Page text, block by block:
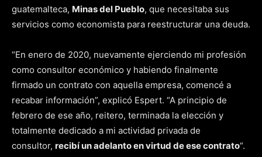
guatemalteca, Minas del Pueblo, que necesitaba sus
servicios como economista para reestructurar una deuda.
“En enero de 2020, nuevamente ejerciendo mi profesión
como consultor económico y habiendo finalmente
firmado un contrato con aquella empresa, comencé a
recabar información”, explicó Espert. “A principio de
febrero de ese año, reitero, terminada la elección y
totalmente dedicado a mi actividad privada de
consultor, recibí un adelanto en virtud de ese contrato“.